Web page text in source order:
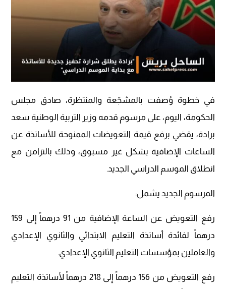
في خطوة وُصفت بالمشجّعة والمنتظرة، صادق مجلس
الحكومة، اليوم، على مرسوم قدمه وزير التربية الوطنية سعد
برادة، يقضي برفع قيمة التعويضات الممنوحة للأساتذة عن
الساعات الإضافية بشكل غير مسبوق، وذلك بالتزامن مع
انطلاق الموسم الدراسي الجديد.
المرسوم الجديد يشمل:
رفع التعويض عن الساعة الإضافية من 91 درهماً إلى 159
درهماً لفائدة أساتذة التعليم الابتدائي والثانوي الإعدادي
والعاملين بمؤسسات التعليم الثانوي الإعدادي.
رفع التعويض من 156 درهماً إلى 218 درهماً لأساتذة التعليم